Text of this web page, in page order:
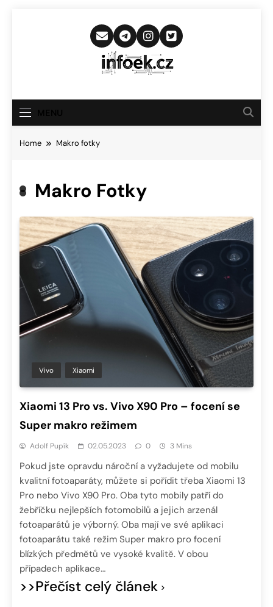
Infoek.cz
Novinkám
Home Makro fotky
Makro Fotky
Vivo Xiaomi
Xiaomi 13 Pro vs. Vivo X90 Pro – focení se
Super makro režimem
Adolf Pupík 02.05.2023 0 3 Mins
Pokud jste opravdu nároční a vyžadujete od mobilu
kvalitní fotoaparáty, můžete si pořídit třeba Xiaomi 13
Pro nebo Vivo X90 Pro. Oba tyto mobily patří do
žebříčku nejlepších fotomobilů a jejich arzenál
fotoaparátů je výborný. Oba mají ve své aplikaci
fotoaparátu také režim Super makro pro focení
blízkých předmětů ve vysoké kvalitě. V obou
případech aplikace…
>>Přečíst celý článek